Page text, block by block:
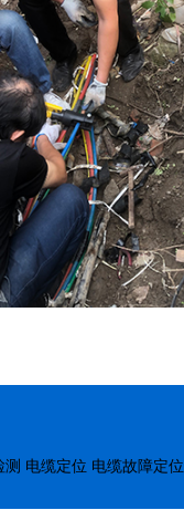
测 电缆定位 电缆故障定位